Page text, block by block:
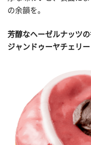
の余韻を。
芳醇なヘーゼルナッツ
ジャンドゥーヤチェリ